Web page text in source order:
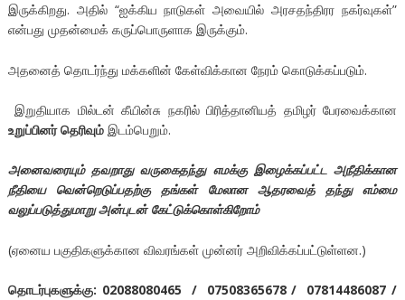
இருக்கிறது. அதில் “ஐக்கிய நாடுகள் அவையில் அரசதந்திரர நகர்வுகள்”
என்பது முதன்மைக் கருப்பொருளாக இருக்கும்.
அதனைத் தொடர்ந்து மக்களின் கேள்விக்கான நேரம் கொடுக்கப்படும்.
இறுதியாக மில்டன் கீயின்சு நகரில் பிரித்தானியத் தமிழர் பேரவைக்கான
உறுப்பினர் தெரிவும் இடம்பெறும்.
அனைவரையும் தவறாது வருகைதந்து எமக்கு இழைக்கப்பட்ட அநீதிக்கான
நீதியை
வென்றெடுப்பதற்கு தங்கள் மேலான ஆதரவைத் தந்து எம்மை
வலுப்படுத்துமாறு அன்புடன் கேட்டுக்கொள்கிறோம்
(ஏனைய பகுதிகளுக்கான விவரங்கள் முன்னர் அறிவிக்கப்பட்டுள்ளன.)
தொடர்புகளுக்கு: 02088080465 / 07508365678 / 07814486087 /